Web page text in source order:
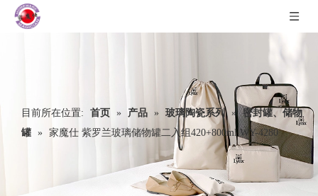
目前所在位置: 首页 » 产品 » 玻璃陶瓷系列 » 密封罐、储物
罐 » 家魔仕 紫罗兰玻璃储物罐二入组420+800ml WY-4280